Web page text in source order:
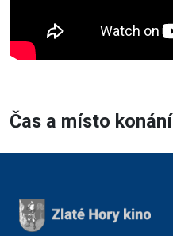
Čas a místo konání